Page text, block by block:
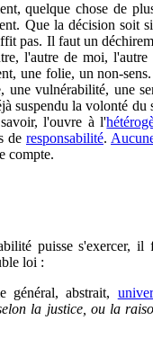
quelque chose de
Que la décision soit
pas. Il faut un
l'autre de moi,
une folie, un non-
une vulnérabilité, une
suspendu la volonté du
l'ouvre à l'
de responsabilité.
compte.
puisse s'exercer, il
loi :
général, abstrait,
la justice, ou la